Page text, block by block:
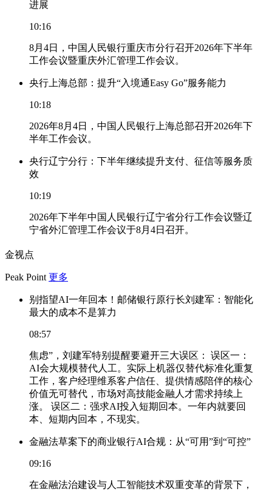
进展
10:16
8月4日，中国人民银行重庆市分行召开2026年下半年
工作会议暨重庆外汇管理工作会议。
央行上海总部：提升“入境通Easy Go”服务能力
10:18
2026年8月4日，中国人民银行上海总部召开2026年下
半年工作会议。
央行辽宁分行：下半年继续提升支付、征信等服务质
效
10:19
2026年下半年中国人民银行辽宁省分行工作会议暨辽
宁省外汇管理工作会议于8月4日召开。
金视点
Peak Point 更多
别指望AI一年回本！邮储银行原行长刘建军：智能化
最大的成本不是算力
08:57
焦虑”，刘建军特别提醒要避开三大误区： 误区一：
AI会大规模替代人工。实际上机器仅替代标准化重复
工作，客户经理维系客户信任、提供情感陪伴的核心
价值无可替代，市场对高技能金融人才需求持续上
涨。 误区二：强求AI投入短期回本。一年内就要回
本、短期内回本，不现实。
金融法草案下的商业银行AI合规：从“可用”到“可控”
09:16
在金融法治建设与人工智能技术双重变革的背景下，